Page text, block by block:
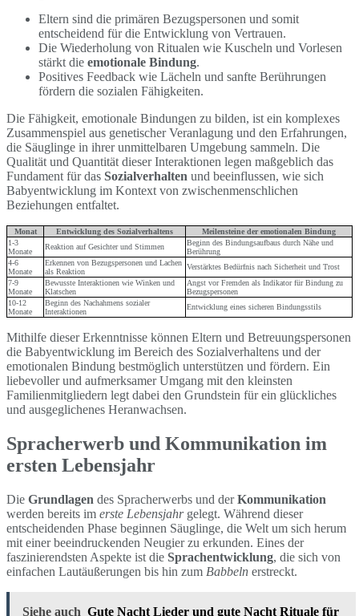
Eltern sind die primären Bezugspersonen und somit
entscheidend für die Entwicklung von Vertrauen.
Die Wiederholung von Ritualen wie Kuscheln und Vorlesen
stärkt die emotionale Bindung.
Positives Feedback wie Lächeln und sanfte Berührungen
fördern die sozialen Fähigkeiten.
Die Fähigkeit, emotionale Bindungen zu bilden, ist ein komplexes
Zusammenspiel aus genetischer Veranlagung und den Erfahrungen,
die Säuglinge in ihrer unmittelbaren Umgebung sammeln. Die
Qualität und Quantität dieser Interaktionen legen maßgeblich das
Fundament für das Sozialverhalten und beeinflussen, wie sich
Babyentwicklung im Kontext von zwischenmenschlichen
Beziehungen entfaltet.
Monat Entwicklung des Sozialverhaltens
Meilensteine der emotionalen Bindung
1-3
Monate
Reaktion auf Gesichter und Stimmen
Beginn des Bindungsaufbaus durch Nähe und
Berührung
4-6
Monate
Erkennen von Bezugspersonen und Lachen
als Reaktion
Verstärktes Bedürfnis nach Sicherheit und Trost
7-9
Monate
Bewusste Interaktionen wie Winken und
Klatschen
Angst vor Fremden als Indikator für Bindung zu
Bezugspersonen
10-12
Monate
Beginn des Nachahmens sozialer
Interaktionen
Entwicklung eines sicheren Bindungsstils
Mithilfe dieser Erkenntnisse können Eltern und Betreuungspersonen
die Babyentwicklung im Bereich des Sozialverhaltens und der
emotionalen Bindung bestmöglich unterstützen und fördern. Ein
liebevoller und aufmerksamer Umgang mit den kleinsten
Familienmitgliedern legt dabei den Grundstein für ein glückliches
und ausgeglichenes Heranwachsen.
Spracherwerb und Kommunikation im
ersten Lebensjahr
Die Grundlagen des Spracherwerbs und derKommunikation
werden bereits im erste Lebensjahrgelegt. Während dieser
entscheidenden Phase beginnen Säuglinge, die Welt um sich herum
mit einer beeindruckenden Neugier zu erkunden. Eines der
faszinierendsten Aspekte ist die Sprachentwicklung, die sich von
einfachen Lautäußerungen bis hin zum Babbeln erstreckt.
Siehe auch Gute Nacht Lieder und gute Nacht Rituale für